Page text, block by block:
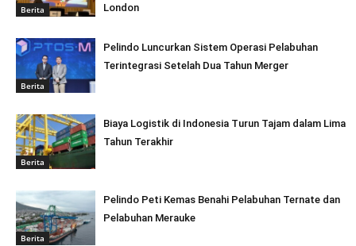
Berita
London
Berita
Pelindo Luncurkan Sistem Operasi Pelabuhan
Terintegrasi Setelah Dua Tahun Merger
Berita
Biaya Logistik di Indonesia Turun Tajam dalam Lima
Tahun Terakhir
Berita
Pelindo Peti Kemas Benahi Pelabuhan Ternate dan
Pelabuhan Merauke